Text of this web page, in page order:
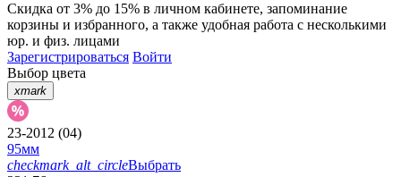
Скидка от 3% до 15% в личном кабинете, запоминание
корзины и избранного, а также удобная работа с несколькими
юр. и физ. лицами
Зарегистрироваться Войти
Выбор цвета
xmark
23-2012 (04)
95мм
checkmark_alt_circleВыбрать